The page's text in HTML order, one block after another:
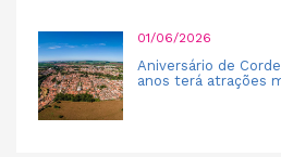
01/06/2026
Aniversário de
anos terá atrações